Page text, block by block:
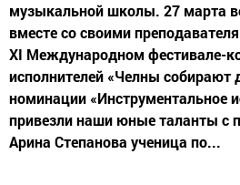
музыкальной школы. 27 марта
вместе со своими
XI Международном фестивале-
исполнителей «Челны собирают
номинации «Инструментальное
привезли наши юные таланты с
Арина Степанова ученица по...